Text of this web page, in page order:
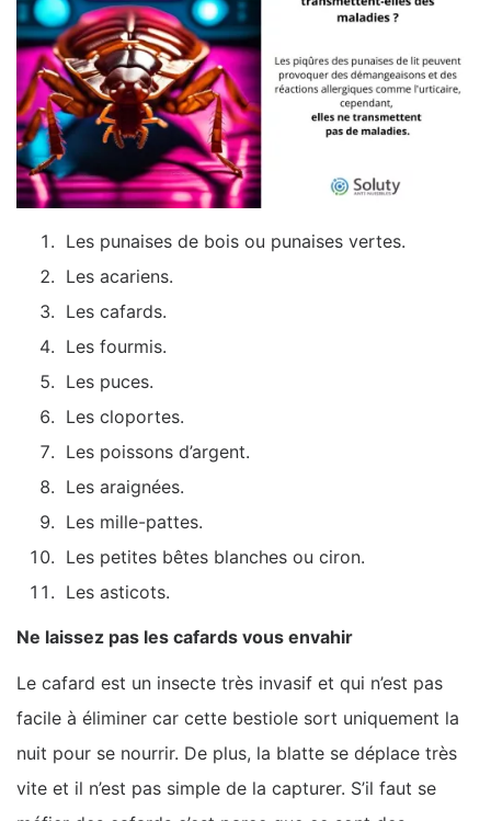
Les punaises de bois ou punaises vertes.
Les acariens.
Les cafards.
Les fourmis.
Les puces.
Les cloportes.
Les poissons d’argent.
Les araignées.
Les mille-pattes.
Les petites bêtes blanches ou ciron.
Les asticots.
Ne laissez pas les cafards vous envahir
Le cafard est un insecte très invasif et qui n’est pas
facile à éliminer car cette bestiole sort uniquement la
nuit pour se nourrir. De plus, la blatte se déplace très
vite et il n’est pas simple de la capturer. S’il faut se